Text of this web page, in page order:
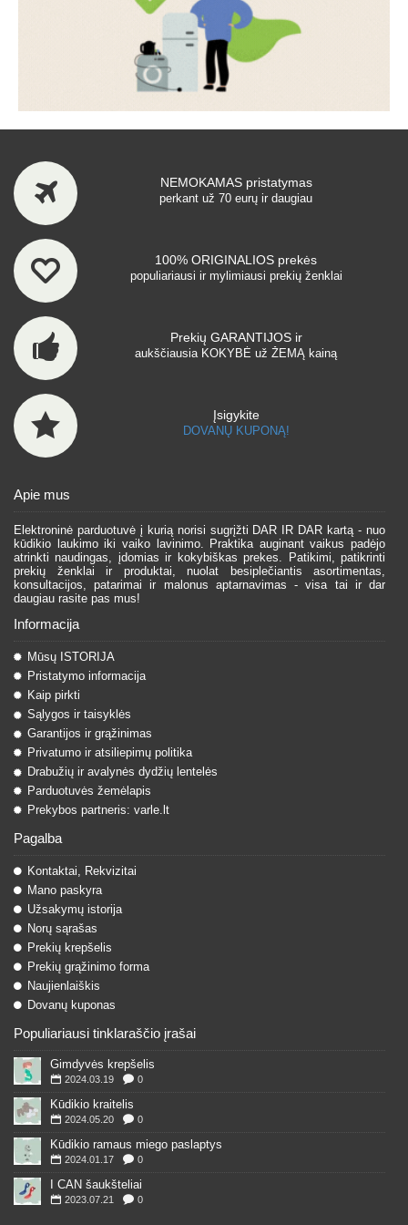
NEMOKAMAS pristatymas
perkant už 70 eurų ir daugiau
100% ORIGINALIOS prekės
populiariausi ir mylimiausi prekių ženklai
Prekių GARANTIJOS ir
aukščiausia KOKYBĖ už ŽEMĄ kainą
Įsigykite
DOVANŲ KUPONĄ!
Apie mus
Elektroninė parduotuvė į kurią norisi sugrįžti DAR IR DAR kartą - nuo
kūdikio laukimo iki vaiko lavinimo. Praktika auginant vaikus padėjo
atrinkti naudingas, įdomias ir kokybiškas prekes. Patikimi, patikrinti
prekių ženklai ir produktai, nuolat besiplečiantis asortimentas,
konsultacijos, patarimai ir malonus aptarnavimas - visa tai ir dar
daugiau rasite pas mus!
Informacija
Mūsų ISTORIJA
Pristatymo informacija
Kaip pirkti
Sąlygos ir taisyklės
Garantijos ir grąžinimas
Privatumo ir atsiliepimų politika
Drabužių ir avalynės dydžių lentelės
Parduotuvės žemėlapis
Prekybos partneris: varle.lt
Pagalba
Kontaktai, Rekvizitai
Mano paskyra
Užsakymų istorija
Norų sąrašas
Prekių krepšelis
Prekių grąžinimo forma
Naujienlaiškis
Dovanų kuponas
Populiariausi tinklaraščio įrašai
Gimdyvės krepšelis
2024.03.19 0
Kūdikio kraitelis
2024.05.20 0
Kūdikio ramaus miego paslaptys
2024.01.17 0
I CAN šaukšteliai
2023.07.21 0